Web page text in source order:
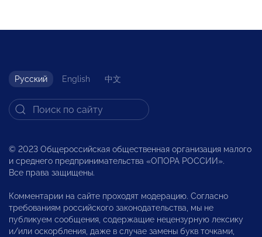
Русский English 中文
© 2023 Общероссийская общественная организация малого
и среднего предпринимательства «ОПОРА РОССИИ».
Все права защищены.
Комментарии на сайте проходят модерацию. Согласно
требованиям российского законодательства, мы не
публикуем сообщения, содержащие нецензурную лексику
и/или оскорбления, даже в случае замены букв точками,